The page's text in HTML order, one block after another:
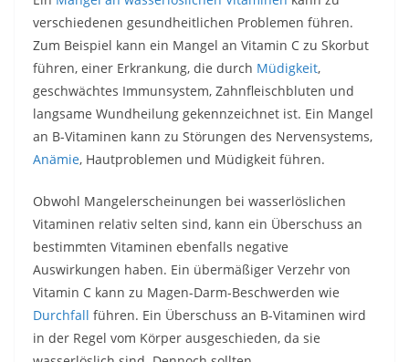
verschiedenen gesundheitlichen Problemen führen.
Zum Beispiel kann ein Mangel an Vitamin C zu Skorbut
führen, einer Erkrankung, die durch Müdigkeit,
geschwächtes Immunsystem, Zahnfleischbluten und
langsame Wundheilung gekennzeichnet ist. Ein Mangel
an B-Vitaminen kann zu Störungen des Nervensystems,
Anämie, Hautproblemen und Müdigkeit führen.
Obwohl Mangelerscheinungen bei wasserlöslichen
Vitaminen relativ selten sind, kann ein Überschuss an
bestimmten Vitaminen ebenfalls negative
Auswirkungen haben. Ein übermäßiger Verzehr von
Vitamin C kann zu Magen-Darm-Beschwerden wie
Durchfall führen. Ein Überschuss an B-Vitaminen wird
in der Regel vom Körper ausgeschieden, da sie